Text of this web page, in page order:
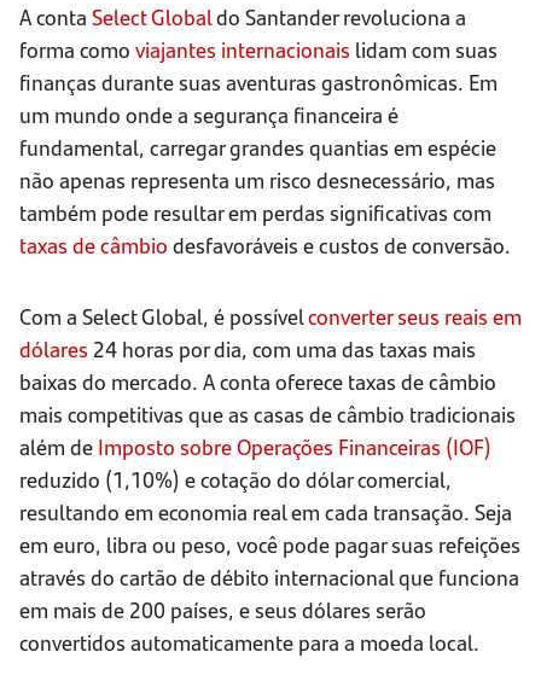
A conta Select Globaldo Santander revoluciona a
forma como viajantes internacionais lidam com suas
finanças durante suas aventuras gastronômicas. Em
um mundo onde a segurança financeira é
fundamental, carregar grandes quantias em espécie
não apenas representa um risco desnecessário, mas
também pode resultar em perdas significativas com
taxas de câmbio desfavoráveis e custos de conversão.
Com a Select Global, é possívelconverter seus reais em
dólares 24 horas por dia, com uma das taxas mais
baixas do mercado. A conta oferece taxas de câmbio
mais competitivas que as casas de câmbio tradicionais
além de Imposto sobre Operações Financeiras (IOF)
reduzido (1,10%) e cotação do dólar comercial,
resultando em economia real em cada transação. Seja
em euro, libra ou peso, você pode pagar suas refeições
através do cartão de débito internacional que funciona
em mais de 200 países, e seus dólares serão
convertidos automaticamente para a moeda local.